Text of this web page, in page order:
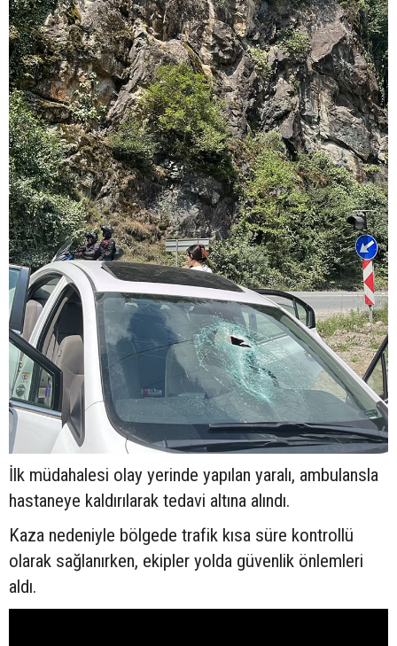
İlk müdahalesi olay yerinde yapılan yaralı, ambulansla
hastaneye kaldırılarak tedavi altına alındı.
Kaza nedeniyle bölgede trafik kısa süre kontrollü
olarak sağlanırken, ekipler yolda güvenlik önlemleri
aldı.